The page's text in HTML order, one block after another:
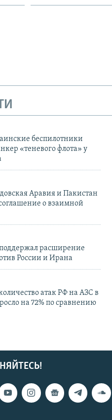
беспилотники
«теневого флота» у
Аравия и Пакистан
о взаимной
расширение
России и Ирана
атак РФ на АЗС в
на 72% по сравнению